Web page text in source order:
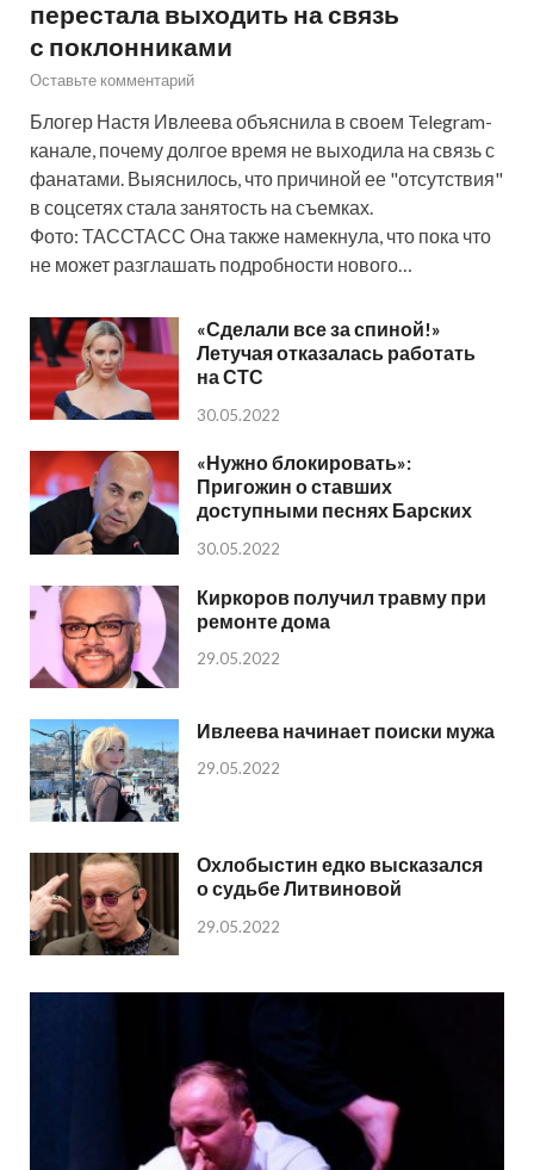
перестала выходить на связь
с поклонниками
Оставьте комментарий
Блогер Настя Ивлеева объяснила в своем Telegram-
канале, почему долгое время не выходила на связь с
фанатами. Выяснилось, что причиной ее "отсутствия"
в соцсетях стала занятость на съемках.
Фото: ТАССТАСС Она также намекнула, что пока что
не может разглашать подробности нового…
«Сделали все за спиной!»
Летучая отказалась работать
на СТС
30.05.2022
«Нужно блокировать»:
Пригожин о ставших
доступными песнях Барских
30.05.2022
Киркоров получил травму при
ремонте дома
29.05.2022
Ивлеева начинает поиски мужа
29.05.2022
Охлобыстин едко высказался
о судьбе Литвиновой
29.05.2022